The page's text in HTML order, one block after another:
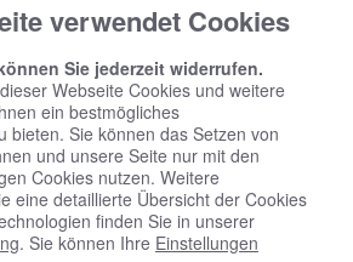
& Musterbäder»Komfort-Bad 8,2 ㎡
8,2 ㎡
verwendet Cookies
Sie jederzeit widerrufen.
Webseite Cookies und weitere
ein bestmögliches
bieten. Sie können das Setzen von
und unsere Seite nur mit den
Cookies nutzen. Weitere
eine detaillierte Übersicht der Cookies
finden Sie in unserer
. Sie können Ihre Einstellungen